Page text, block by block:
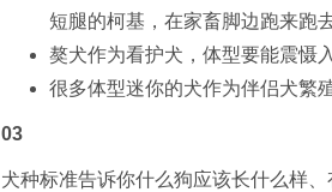
短腿的柯基，在家畜脚边跑来跑
獒犬作为看护犬，体型要能震慑
很多体型迷你的犬作为伴侣犬繁
03
犬种标准告诉你什么狗应该长什么样